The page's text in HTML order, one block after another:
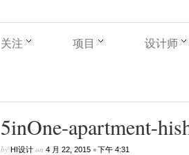
关注 项目 设计师
5inOne-apartment-
by HI设计on 4 月 22, 2015•下午 4:31